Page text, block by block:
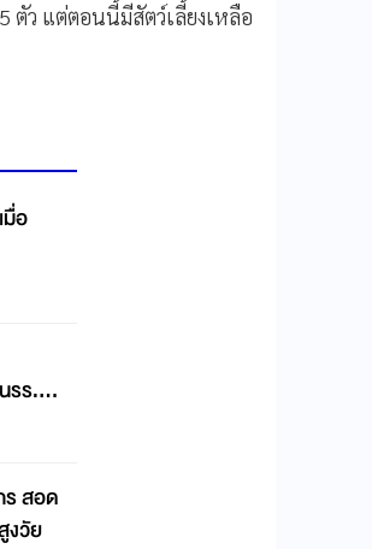
ตัว แต่ตอนนี้มีสัตว์เลี้ยงเหลือ
อ
รร.
ร สอด
งวัย